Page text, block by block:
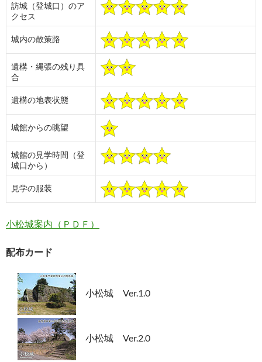
訪城（登城口）のア
クセス
城内の散策路
遺構・縄張の残り具
合
遺構の地表状態
城館からの眺望
城館の見学時間（登
城口から）
見学の服装
小松城案内（ＰＤＦ）
配布カード
小松城 Ver.1.0
小松城 Ver.2.0